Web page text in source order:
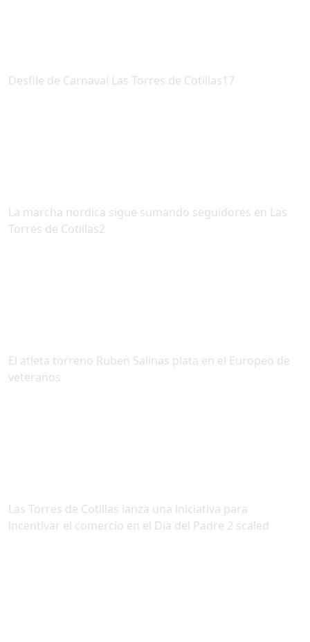
Desfile de Carnaval Las Torres de Cotillas17
La marcha nordica sigue sumando seguidores en Las
Torres de Cotillas2
El atleta torreno Ruben Salinas plata en el Europeo de
veteranos
Las Torres de Cotillas lanza una iniciativa para
incentivar el comercio en el Dia del Padre 2 scaled